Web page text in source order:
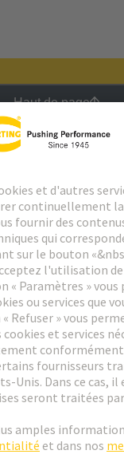
Haut de page